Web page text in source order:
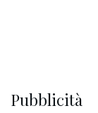
Pubblicità